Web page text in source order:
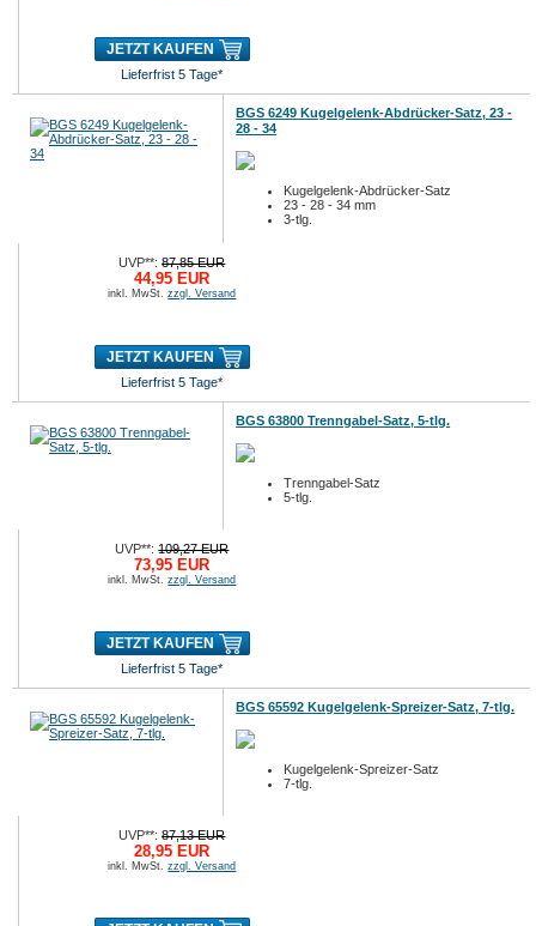
JETZT KAUFEN
Lieferfrist 5 Tage*
BGS 6249 Kugelgelenk-Abdrücker-Satz, 23 -
28 - 34
Kugelgelenk-Abdrücker-Satz
23 - 28 - 34 mm
3-tlg.
UVP**:87,85 EUR
44,95 EUR
inkl. MwSt.zzgl. Versand
JETZT KAUFEN
Lieferfrist 5 Tage*
BGS 63800 Trenngabel-Satz, 5-tlg.
Trenngabel-Satz
5-tlg.
UVP**:109,27 EUR
73,95 EUR
inkl. MwSt.zzgl. Versand
JETZT KAUFEN
Lieferfrist 5 Tage*
BGS 65592 Kugelgelenk-Spreizer-Satz, 7-tlg.
Kugelgelenk-Spreizer-Satz
7-tlg.
UVP**:87,13 EUR
28,95 EUR
inkl. MwSt.zzgl. Versand